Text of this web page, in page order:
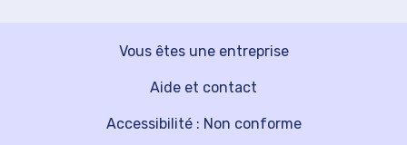
Vous êtes une entreprise
Aide et contact
Accessibilité : Non conforme